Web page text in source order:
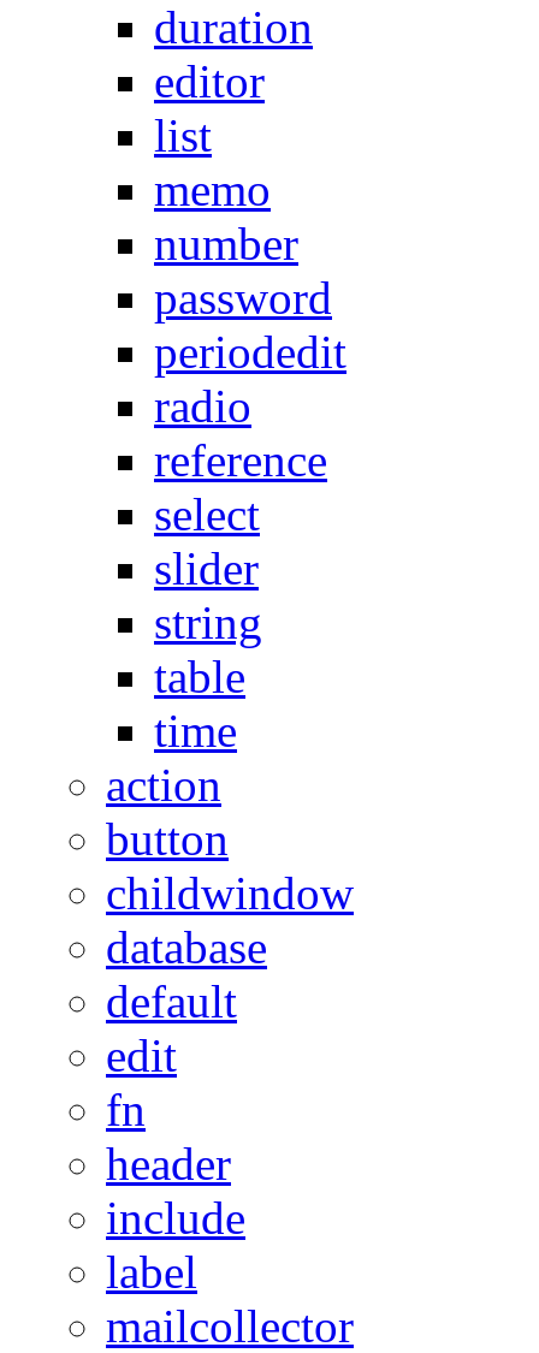
duration
editor
list
memo
number
password
periodedit
radio
reference
select
slider
string
table
time
action
button
childwindow
database
default
edit
fn
header
include
label
mailcollector